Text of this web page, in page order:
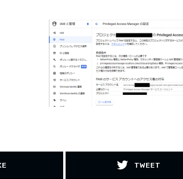
TWEET